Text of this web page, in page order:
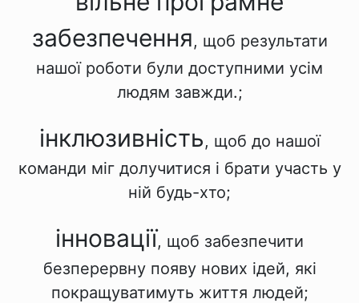
забезпечення, щоб результати
нашої роботи були доступними усім
людям завжди.;
інклюзивність, щоб до нашої
команди міг долучитися і брати участь у
ній будь-хто;
інновації, щоб забезпечити
безперервну появу нових ідей, які
покращуватимуть життя людей;